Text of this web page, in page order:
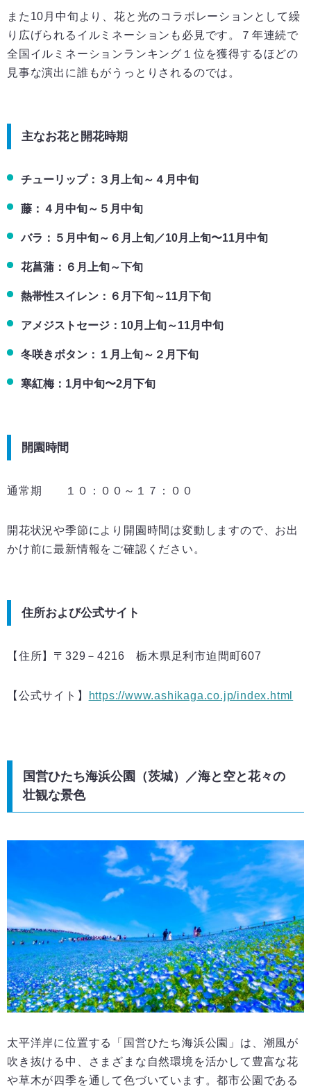
また10月中旬より、花と光のコラボレーションとして繰
り広げられるイルミネーションも必見です。７年連続で
全国イルミネーションランキング１位を獲得するほどの
見事な演出に誰もがうっとりされるのでは。
主なお花と開花時期
チューリップ：３月上旬～４月中旬
藤：４月中旬～５月中旬
バラ：５月中旬～６月上旬／10月上旬〜11月中旬
花菖蒲：６月上旬～下旬
熱帯性スイレン：６月下旬～11月下旬
アメジストセージ：10月上旬～11月中旬
冬咲きボタン：１月上旬～２月下旬
寒紅梅：1月中旬〜2月下旬
開園時間
通常期 １０：００～１７：００
開花状況や季節により開園時間は変動しますので、お出
かけ前に最新情報をご確認ください。
住所および公式サイト
【住所】〒329－4216 栃木県足利市迫間町607
【公式サイト】 https://www.ashikaga.co.jp/index.html
国営ひたち海浜公園（茨城）／海と空と花々の
壮観な景色
太平洋岸に位置する「国営ひたち海浜公園」は、潮風が
吹き抜ける中、さまざまな自然環境を活かして豊富な花
や草木が四季を通して色づいています。都市公園である